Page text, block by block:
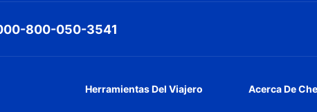
800-050-3541
Herramientas Del Viajero Acerca De